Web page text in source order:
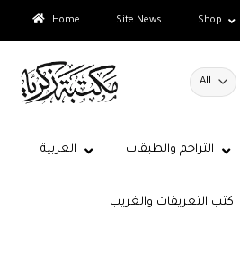
Home Site News Shop
التراجم والطبقات العربية
كتب التعريفات والغريب